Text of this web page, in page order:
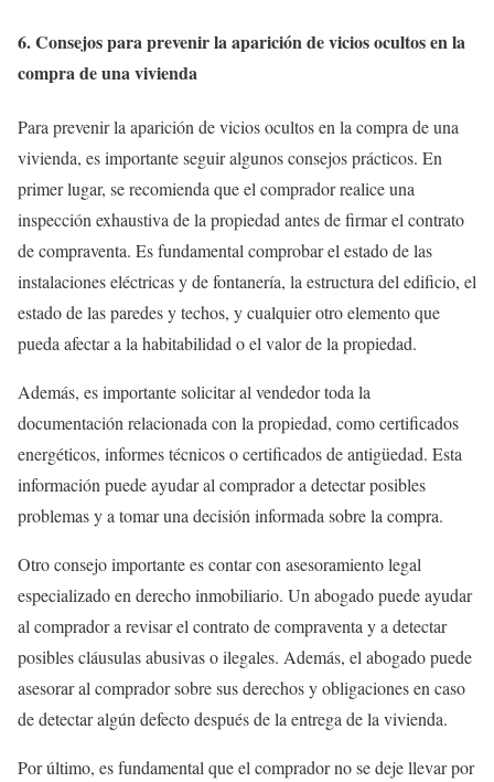
6. Consejos para prevenir la aparición de vicios ocultos en la
compra de una vivienda
Para prevenir la aparición de vicios ocultos en la compra de una
vivienda, es importante seguir algunos consejos prácticos. En
primer lugar, se recomienda que el comprador realice una
inspección exhaustiva de la propiedad antes de firmar el contrato
de compraventa. Es fundamental comprobar el estado de las
instalaciones eléctricas y de fontanería, la estructura del edificio, el
estado de las paredes y techos, y cualquier otro elemento que
pueda afectar a la habitabilidad o el valor de la propiedad.
Además, es importante solicitar al vendedor toda la
documentación relacionada con la propiedad, como certificados
energéticos, informes técnicos o certificados de antigüedad. Esta
información puede ayudar al comprador a detectar posibles
problemas y a tomar una decisión informada sobre la compra.
Otro consejo importante es contar con asesoramiento legal
especializado en derecho inmobiliario. Un abogado puede ayudar
al comprador a revisar el contrato de compraventa y a detectar
posibles cláusulas abusivas o ilegales. Además, el abogado puede
asesorar al comprador sobre sus derechos y obligaciones en caso
de detectar algún defecto después de la entrega de la vivienda.
Por último, es fundamental que el comprador no se deje llevar por